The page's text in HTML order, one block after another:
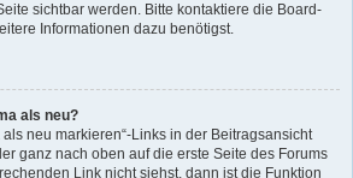
sichtbar werden. Bitte kontaktiere die Board-
Informationen dazu benötigst.
als neu?
als neu markieren“-Links in der Beitragsansicht
ganz nach oben auf die erste Seite des Forums
Link nicht siehst, dann ist die Funktion